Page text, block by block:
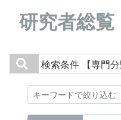
研究者総覧
検索条件 【専門